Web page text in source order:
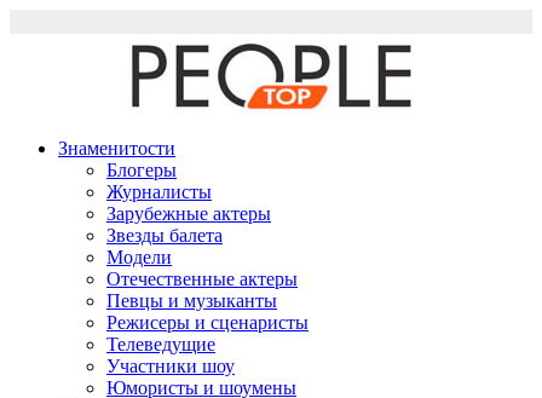
Знаменитости
Блогеры
Журналисты
Зарубежные актеры
Звезды балета
Модели
Отечественные актеры
Певцы и музыканты
Режисеры и сценаристы
Телеведущие
Участники шоу
Юмористы и шоумены